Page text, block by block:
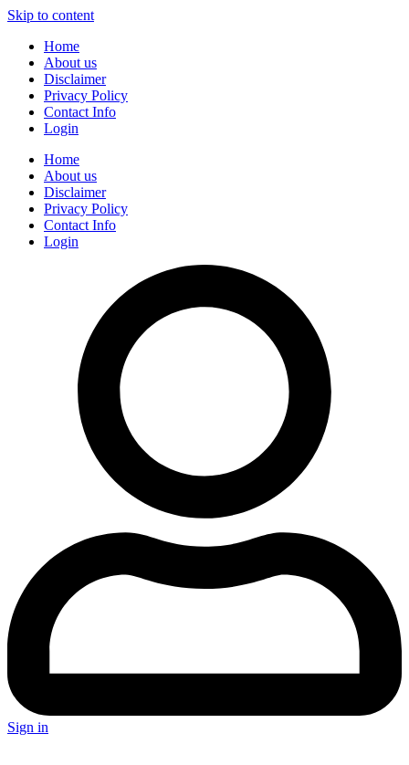
Skip to content
Home
About us
Disclaimer
Privacy Policy
Contact Info
Login
Home
About us
Disclaimer
Privacy Policy
Contact Info
Login
Sign in